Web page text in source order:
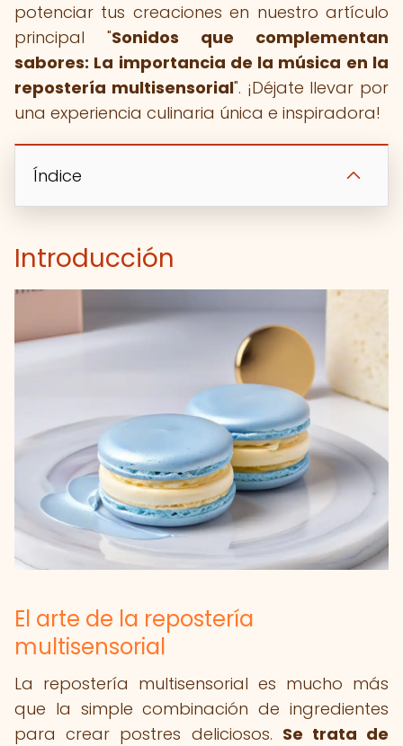
potenciar tus creaciones en nuestro artículo
principal "Sonidos que complementan
sabores: La importancia de la música en la
repostería multisensorial". ¡Déjate llevar por
una experiencia culinaria única e inspiradora!
Índice
Introducción
El arte de la repostería
multisensorial
La repostería multisensorial es mucho más
que la simple combinación de ingredientes
para crear postres deliciosos. Se trata de